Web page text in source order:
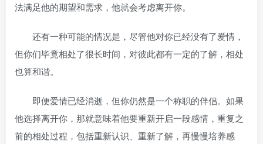
法满足他的期望和需求，他就会考虑离开你。
还有一种可能的情况是，尽管他对你已经没有了爱情，
但你们毕竟相处了很长时间，对彼此都有一定的了解，相处
也算和谐。
即便爱情已经消逝，但你仍然是一个称职的伴侣。如果
他选择离开你，那就意味着他要重新开启一段感情，重复之
前的相处过程，包括重新认识、重新了解，再慢慢培养感